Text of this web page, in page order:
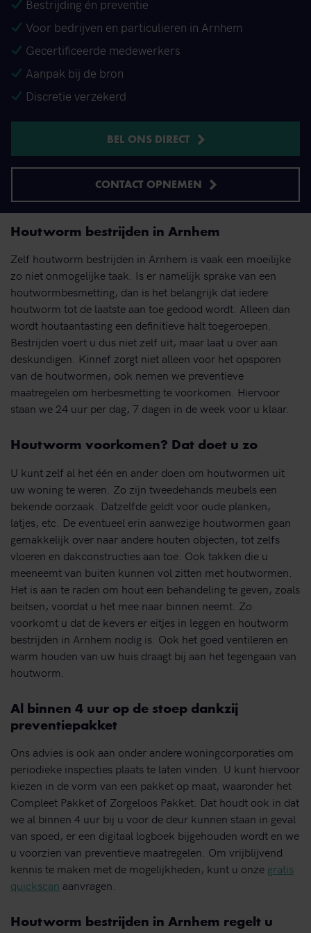
Bestrijding én preventie
Voor bedrijven en particulieren in Arnhem
Gecertificeerde medewerkers
Aanpak bij de bron
Discretie verzekerd
BEL ONS DIRECT
CONTACT OPNEMEN
Houtworm bestrijden in Arnhem
Zelf houtworm bestrijden in Arnhem is vaak een moeilijke
zo niet onmogelijke taak. Is er namelijk sprake van een
houtwormbesmetting, dan is het belangrijk dat iedere
houtworm tot de laatste aan toe gedood wordt. Alleen dan
wordt houtaantasting een definitieve halt toegeroepen.
Bestrijden voert u dus niet zelf uit, maar laat u over aan
deskundigen. Kinnef zorgt niet alleen voor het opsporen
van de houtwormen, ook nemen we preventieve
maatregelen om herbesmetting te voorkomen. Hiervoor
staan we 24 uur per dag, 7 dagen in de week voor u klaar.
Houtworm voorkomen? Dat doet u zo
U kunt zelf al het één en ander doen om houtwormen uit
uw woning te weren. Zo zijn tweedehands meubels een
bekende oorzaak. Datzelfde geldt voor oude planken,
latjes, etc. De eventueel erin aanwezige houtwormen gaan
gemakkelijk over naar andere houten objecten, tot zelfs
vloeren en dakconstructies aan toe. Ook takken die u
meeneemt van buiten kunnen vol zitten met houtwormen.
Het is aan te raden om hout een behandeling te geven, zoals
beitsen, voordat u het mee naar binnen neemt. Zo
voorkomt u dat de kevers er eitjes in leggen en houtworm
bestrijden in Arnhem nodig is. Ook het goed ventileren en
warm houden van uw huis draagt bij aan het tegengaan van
houtworm.
Al binnen 4 uur op de stoep dankzij
preventiepakket
Ons advies is ook aan onder andere woningcorporaties om
periodieke inspecties plaats te laten vinden. U kunt hiervoor
kiezen in de vorm van een pakket op maat, waaronder het
Compleet Pakket of Zorgeloos Pakket. Dat houdt ook in dat
we al binnen 4 uur bij u voor de deur kunnen staan in geval
van spoed, er een digitaal logboek bijgehouden wordt en we
u voorzien van preventieve maatregelen. Om vrijblijvend
kennis te maken met de mogelijkheden, kunt u onze gratis
quickscan aanvragen.
Houtworm bestrijden in Arnhem regelt u